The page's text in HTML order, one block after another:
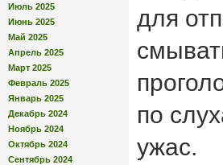
Июль 2025
Июнь 2025
Май 2025
Апрель 2025
Март 2025
Февраль 2025
Январь 2025
Декабрь 2024
Ноябрь 2024
Октябрь 2024
Сентябрь 2024
для
по
ужас.